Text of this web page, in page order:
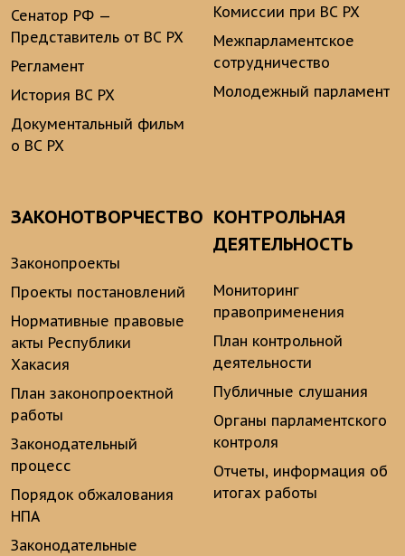
Сенатор РФ —
Представитель от ВС РХ
Регламент
История ВС РХ
Документальный фильм
о ВС РХ
Комиссии при ВС РХ
Межпарламентское
сотрудничество
Молодежный парламент
ЗАКОНОТВОРЧЕСТВО
Законопроекты
Проекты постановлений
Нормативные правовые
акты Республики
Хакасия
План законопроектной
работы
Законодательный
процесс
Порядок обжалования
НПА
Законодательные
КОНТРОЛЬНАЯ
ДЕЯТЕЛЬНОСТЬ
Мониторинг
правоприменения
План контрольной
деятельности
Публичные слушания
Органы парламентского
контроля
Отчеты, информация об
итогах работы